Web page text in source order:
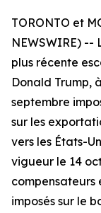
TORONTO et
NEWSWIRE) --
plus récente
Donald Trump,
septembre
sur les
vers les États-
vigueur le 14
compensateurs
imposés sur le